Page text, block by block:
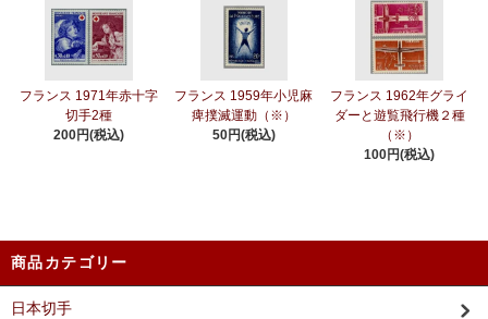
フランス 1971年赤十字
切手2種
200円(税込)
フランス 1959年小児麻
痺撲滅運動（※）
50円(税込)
フランス 1962年グライ
ダーと遊覧飛行機２種
（※）
100円(税込)
商品カテゴリー
日本切手